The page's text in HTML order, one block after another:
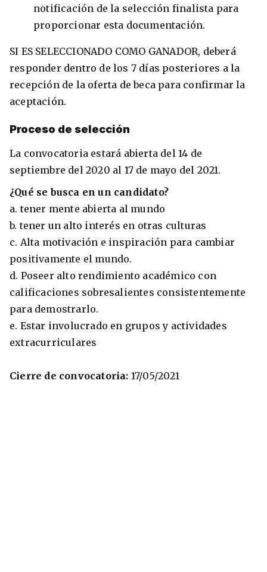
notificación de la selección finalista para
proporcionar esta documentación.
SI ES SELECCIONADO COMO GANADOR, deberá
responder dentro de los 7 días posteriores a la
recepción de la oferta de beca para confirmar la
aceptación.
Proceso de selección
La convocatoria estará abierta del 14 de
septiembre del 2020 al 17 de mayo del 2021.
¿Qué se busca en un candidato?
a. tener mente abierta al mundo
b. tener un alto interés en otras culturas
c. Alta motivación e inspiración para cambiar
positivamente el mundo.
d. Poseer alto rendimiento académico con
calificaciones sobresalientes consistentemente
para demostrarlo.
e. Estar involucrado en grupos y actividades
extracurriculares
Cierre de convocatoria: 17/05/2021